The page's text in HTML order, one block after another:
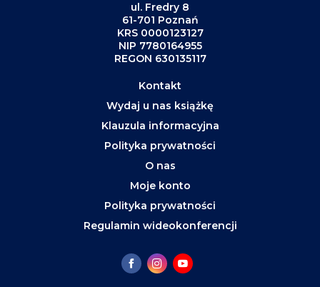
ul. Fredry 8
61-701 Poznań
KRS 0000123127
NIP 7780164955
REGON 630135117
Kontakt
Wydaj u nas książkę
Klauzula informacyjna
Polityka prywatności
O nas
Moje konto
Polityka prywatności
Regulamin wideokonferencji